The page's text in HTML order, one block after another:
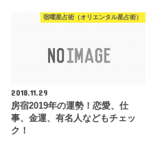
宿曜星占術（オリエンタル星占術）
2018.11.29
房宿2019年の運勢！恋愛、仕
事、金運、有名人などもチェッ
ク！